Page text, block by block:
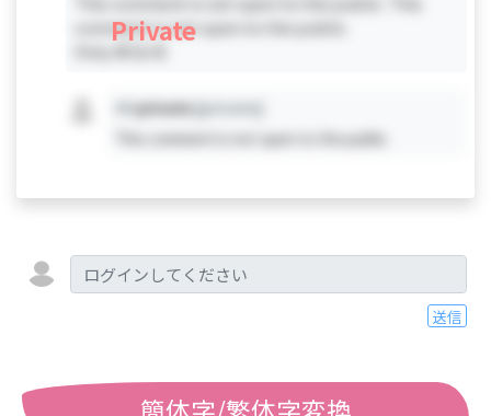
comment is not open to the public.
Private
private [private]
This comment is not open to the public.
送信